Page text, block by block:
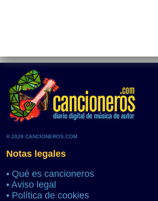
© 2026 CANCIONEROS.COM
Notas legales
• Qué es cancioneros
• Aviso legal
• Política de cookies